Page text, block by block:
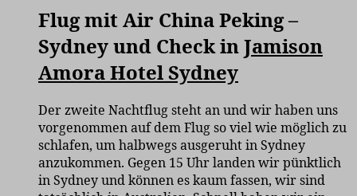
Flug mit Air China Peking –
Sydney und Check inJamison
Amora Hotel Sydney
Der zweite Nachtflug steht an und wir haben uns
vorgenommen auf dem Flug so viel wie möglich zu
schlafen, um halbwegs ausgeruht in Sydney
anzukommen. Gegen 15 Uhr landen wir pünktlich
in Sydney und können es kaum fassen, wir sind